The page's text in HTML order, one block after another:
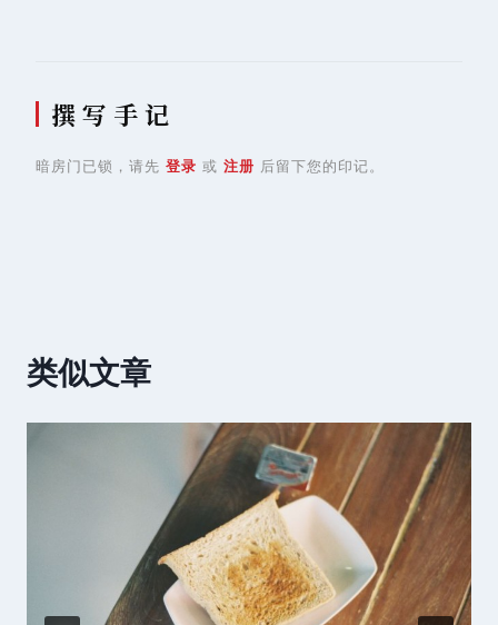
撰 写 手 记
暗房门已锁，请先 登录 或 注册 后留下您的印记。
类似文章